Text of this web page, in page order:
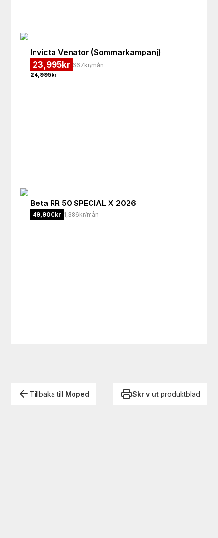
Invicta Venator (Sommarkampanj)
24,995kr
23,995kr 667kr/mån
Beta RR 50 SPECIAL X 2026
49,900kr 1,386kr/mån
Tillbaka till Moped Skriv utproduktblad